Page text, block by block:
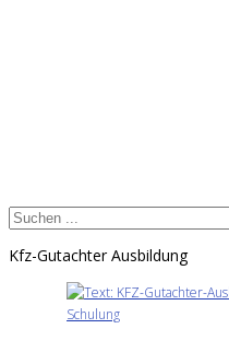
Kfz-Gutachter Ausbildung